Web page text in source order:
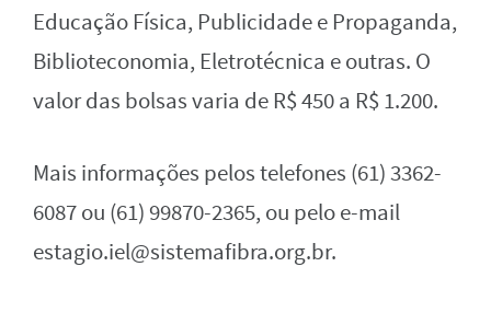
Educação Física, Publicidade e Propaganda,
Biblioteconomia, Eletrotécnica e outras. O
valor das bolsas varia de R$ 450 a R$ 1.200.
Mais informações pelos telefones (61) 3362-
6087 ou (61) 99870-2365, ou pelo e-mail
estagio.iel@sistemafibra.org.br.